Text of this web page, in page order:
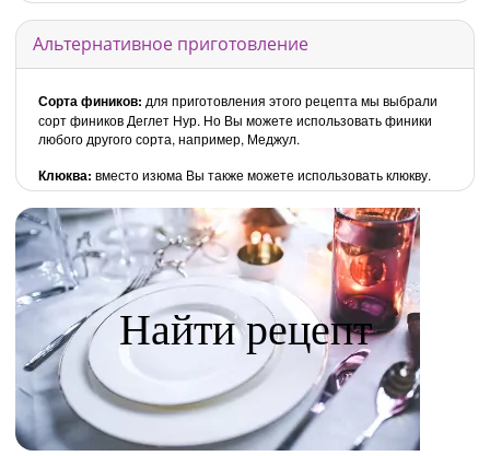
Альтернативное приготовление
Сорта фиников: для приготовления этого рецепта мы выбрали
сорт фиников Деглет Нур. Но Вы можете использовать финики
любого другого сорта, например, Меджул.
Клюква: вместо изюма Вы также можете использовать клюкву.
Найти рецепт